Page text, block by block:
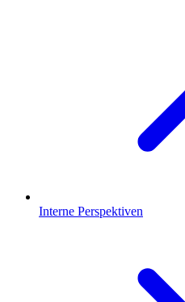
Interne Perspektiven